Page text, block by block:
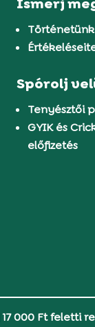
Történetünk
Spórolj
Tenyésztői
GYIK és
előfizetés
17 000 Ft feletti